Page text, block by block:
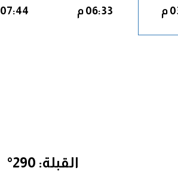
م 06:33 م 07:44 م
القبلة: 290°